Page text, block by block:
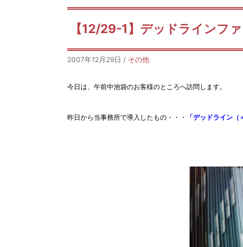
【12/29-1】デッドラインフ
2007年12月29日 / その他
今日は、午前中池袋のお客様のところへ訪問します。
昨日から当事務所で導入したもの・・・ 「デッドライン（